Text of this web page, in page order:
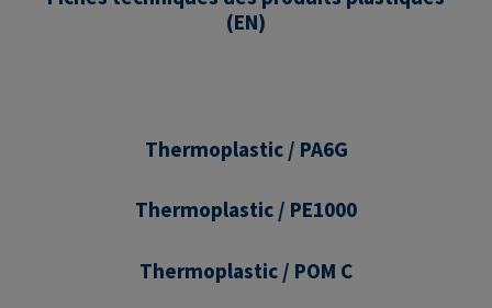
(EN)
Thermoplastic / PA6G
Thermoplastic / PE1000
Thermoplastic / POM C